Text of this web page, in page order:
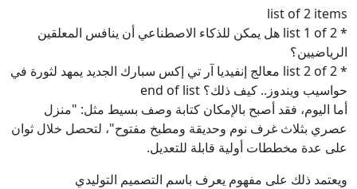
list of 2 items
* list 1 of 2 هل يمكن للذكاء الاصطناعي أن ينافس المعلقين
الرياضيين؟
* list 2 of 2 معالج إنفيديا آر تي إكس سبارك الجديد يمهد لثورة في
حواسيب ويندوز.. كيف ذلك؟ end of list
أما اليوم، فقد أصبح بالإمكان كتابة وصف بسيط مثل: "منزل
عصري بثلاث غرف نوم وحديقة ومطبخ مفتوح"، لتحصل خلال ثوان
على عدة مخططات أولية قابلة للتعديل.
ويعتمد ذلك على مفهوم يعرف باسم التصميم التوليدي